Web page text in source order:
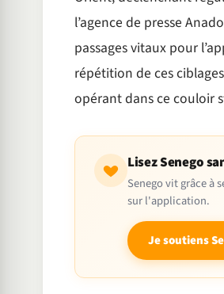
l’agence de presse
passages vitaux pour
répétition de ces
opérant dans ce couloir
Lisez Senego
Senego vit grâce à
sur l'application.
Je soutiens